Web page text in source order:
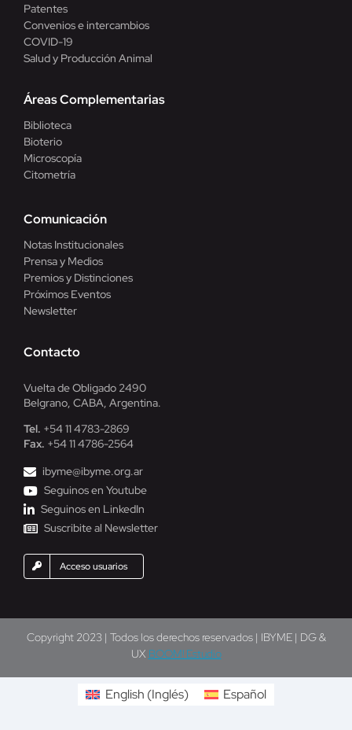
Patentes
Convenios e intercambios
COVID-19
Salud y Producción Animal
Áreas Complementarias
Biblioteca
Bioterio
Microscopía
Citometría
Comunicación
Notas Institucionales
Prensa y Medios
Premios y Distinciones
Próximos Eventos
Newsletter
Contacto
Vuelta de Obligado 2490
Belgrano, CABA, Argentina.
Tel. +54 11 4783-2869
Fax. +54 11 4786-2564
ibyme@ibyme.org.ar
Seguinos en Youtube
Seguinos en LinkedIn
Suscribite al Newsletter
Acceso usuarios
Copyright 2023 | Todos los derechos reservados | IBYME | DG &
UX BOOM! Estudio
English (Inglés) Español